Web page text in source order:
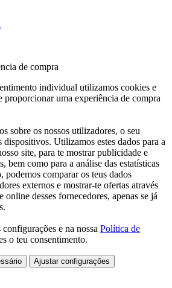
de compra
individual utilizamos cookies e
proporcionar uma experiência de compra
sobre os nossos utilizadores, o seu
dispositivos. Utilizamos estes dados para a
site, para te mostrar publicidade e
bem como para a análise das estatísticas
podemos comparar os teus dados
externos e mostrar-te ofertas através
online desses fornecedores, apenas se já
e na nossa Política de
o teu consentimento.
Ajustar configurações